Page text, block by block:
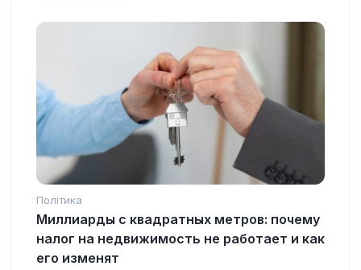
Політика
Миллиарды с квадратных метров: почему
налог на недвижимость не работает и как
его изменят